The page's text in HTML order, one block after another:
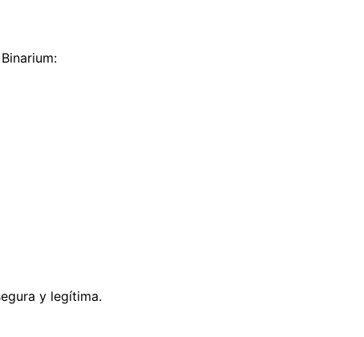
y legítima.